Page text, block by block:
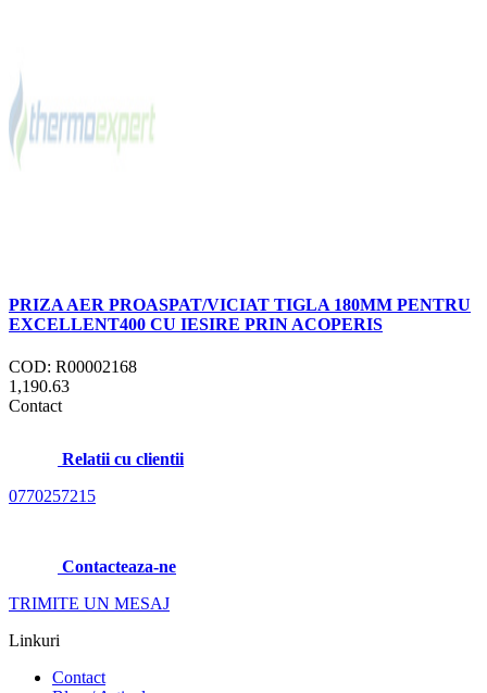
PRIZA AER PROASPAT/VICIAT TIGLA 180MM PENTRU
EXCELLENT400 CU IESIRE PRIN ACOPERIS
COD: R00002168
1,190.63
Contact
Relatii cu clientii
0770257215
Contacteaza-ne
TRIMITE UN MESAJ
Linkuri
Contact